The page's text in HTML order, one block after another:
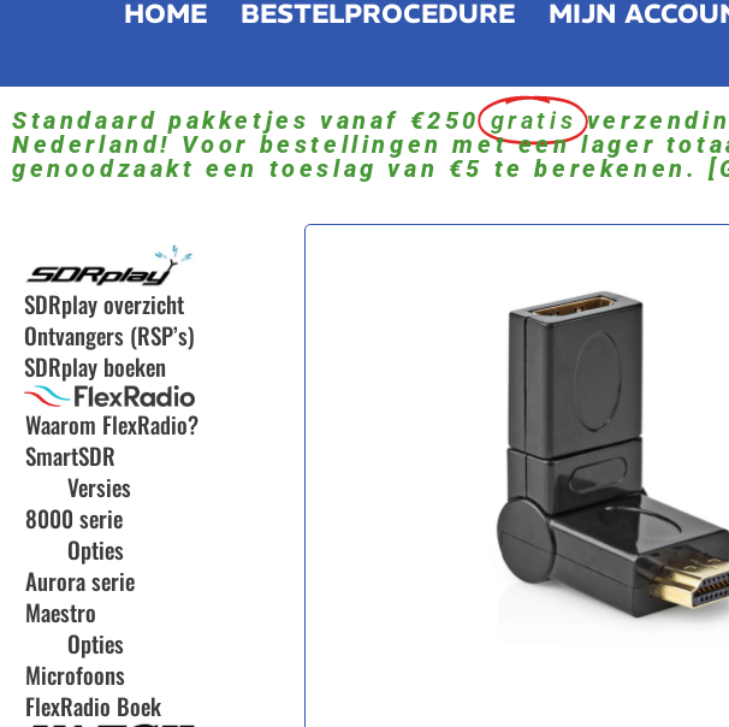
HOME BESTELPROCEDURE MIJN
Standaard pakketjes vanaf €250 gratis
Nederland! Voor bestellingen met een lager
genoodzaakt een toeslag van €5 te berekenen.
SDRplay overzicht
Ontvangers (RSP’s)
SDRplay boeken
Waarom FlexRadio?
SmartSDR
Versies
8000 serie
Opties
Aurora serie
Maestro
Opties
Microfoons
FlexRadio Boek